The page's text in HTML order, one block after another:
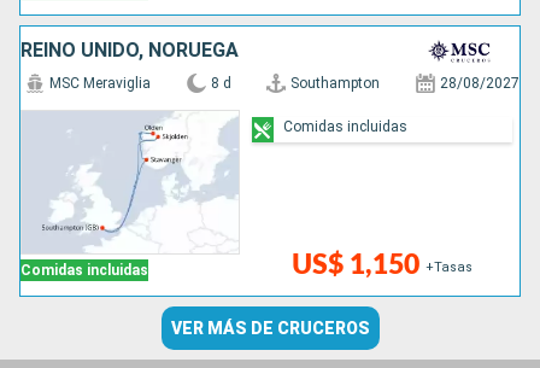
REINO UNIDO, NORUEGA
Comidas incluidas
MSC Meraviglia 8 d Southampton 28/08/2027
US$ 1,150 +Tasas
Comidas incluidas
VER MÁS DE CRUCEROS